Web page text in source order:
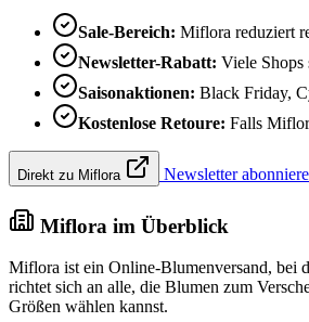
Sale-Bereich: Miflora reduziert
Newsletter-Rabatt: Viele Shops
Saisonaktionen: Black Friday,
Kostenlose Retoure: Falls
Direkt zu Miflora Newsletter
Miflora im Überblick
Miflora ist ein Online-Blumenversand, bei
richtet sich an alle, die Blumen zum
Größen wählen kannst.